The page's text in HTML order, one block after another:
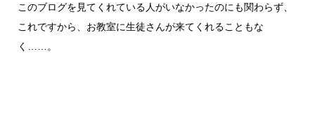
このブログを見てくれている人がいなかったのにも関わらず、
これですから、お教室に生徒さんが来てくれることもな
く……。